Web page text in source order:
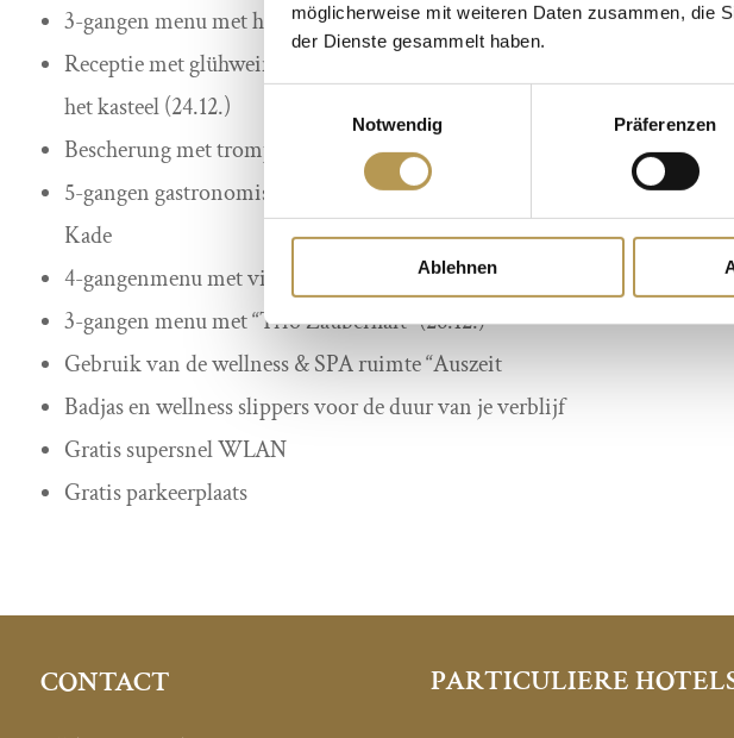
möglicherweise mit weiteren Daten zusammen, die
der Dienste gesammelt haben.
Notwendig
Präferenzen
Ablehnen
3-gangen menu met harpbegeleiding – Bettina Linck (23.12.)
Receptie met glühwein en punch bij de open haard op de binnenplaats van
het kasteel (24.12.)
Bescherung met trompetklanken door Toni Schicke
5-gangen gastronomisch menu op kerstavond met pianist en zanger
Kade
4-gangenmenu met vioolbegeleiding – Daniela Reimertz (25.12.)
3-gangen menu met “Trio Zauberhaft” (26.12.)
Gebruik van de wellness & SPA ruimte “Auszeit
Badjas en wellness slippers voor de duur van je verblijf
Gratis supersnel WLAN
Gratis parkeerplaats
CONTACT PARTICULIERE